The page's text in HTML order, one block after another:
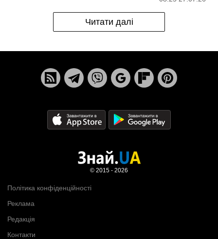
Читати далі
Політика конфіденційності
Реклама
Редакція
Контакти
© 2015 - 2026